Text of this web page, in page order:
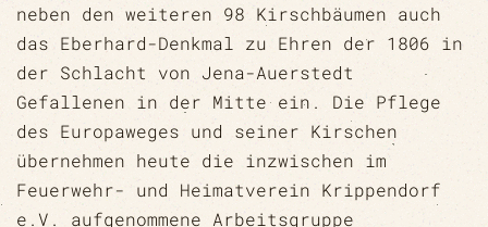
neben den weiteren 98 Kirschbäumen auch
das Eberhard-Denkmal zu Ehren der 1806 in
der Schlacht von Jena-Auerstedt
Gefallenen in der Mitte ein. Die Pflege
des Europaweges und seiner Kirschen
übernehmen heute die inzwischen im
Feuerwehr- und Heimatverein Krippendorf
e.V. aufgenommene Arbeitsgruppe